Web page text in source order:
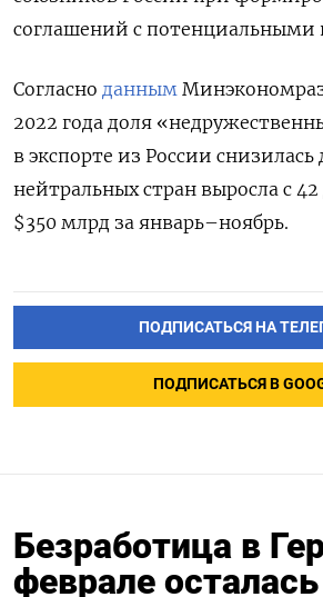
соглашений с потенциальными
Согласно данным
2022 года доля
в экспорте из России снизилась
нейтральных стран выросла с
$350 млрд за январь–ноябрь.
ПОДПИСАТЬСЯ НА
ПОДПИСАТЬСЯ В
Безработица в
феврале